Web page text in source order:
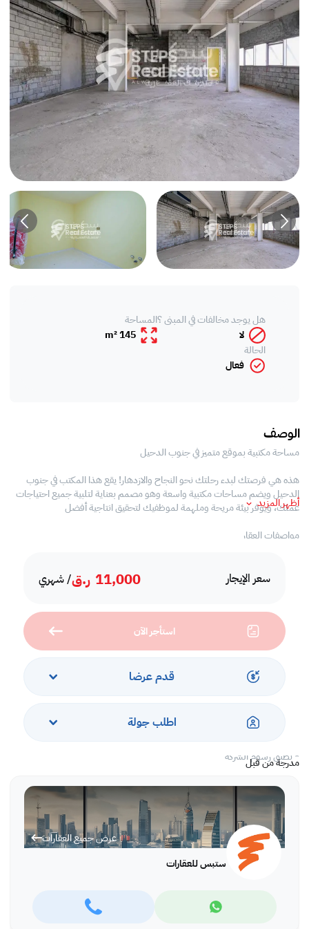
سعر الإيجار 11,000 ر.ق/ شهري
استأجر الآن
قدم عرضا
اطلب جولة
مدرجة من قبل
عرض جميع العقارات
ستبس للعقارات
هل يوجد مخالفات في المبنى ؟
لا
المساحة
145 m²
الحالة
فعال
الوصف
مساحة مكتبية بموقع متميز في جنوب الدحيل
هذه هي فرصتك لبدء رحلتك نحو النجاح والازدهار! يقع هذا المكتب في جنوب
الدحيل ويضم مساحات مكتبية واسعة وهو مصمم بعناية لتلبية جميع احتياجات
عملك، ويوفر بيئة مريحة وملهمة لموظفيك لتحقيق انتاجية أفضل
مواصفات العقار
• مساحات مكتبية
• تكييف مركزي
خدمات ومرافق
• امن ومراقبة
• موقف سيارات
• مناظر للمدينة
* تطبّق رسوم الشركة
أظهر المزيد